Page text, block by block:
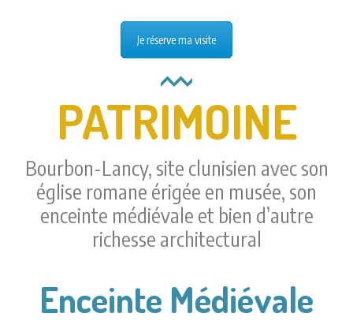
Je réserve ma visite
PATRIMOINE
Bourbon-Lancy, site clunisien avec son
église romane érigée en musée, son
enceinte médiévale et bien d’autre
richesse architectural
Enceinte Médiévale